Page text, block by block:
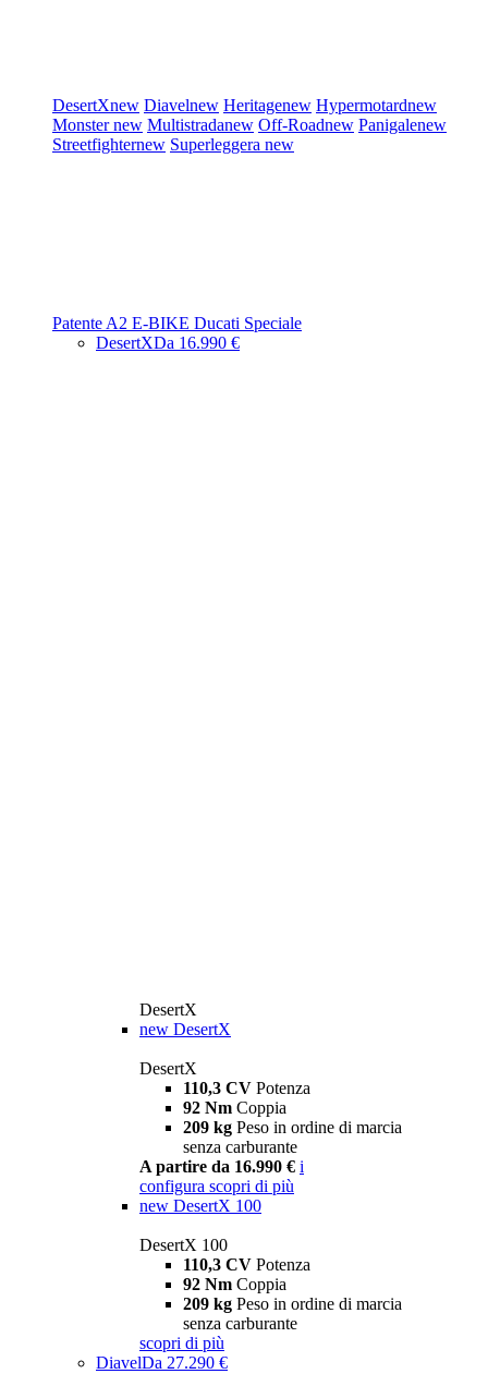
DesertXnew Diavelnew Heritagenew Hypermotardnew
Monsternew Multistradanew Off-Roadnew Panigalenew
Streetfighternew Superleggera new
Patente A2 E-BIKE Ducati Speciale
DesertXDa 16.990 €
DesertX
new DesertX
DesertX
110,3 CV Potenza
92 Nm Coppia
209 kg Peso in ordine di marcia
senza carburante
A partire da 16.990 € i
configura scopri di più
new DesertX 100
DesertX 100
110,3 CV Potenza
92 Nm Coppia
209 kg Peso in ordine di marcia
senza carburante
scopri di più
DiavelDa 27.290 €